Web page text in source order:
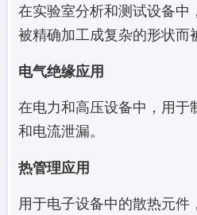
在实验室分析和测试设备
被精确加工成复杂的形状而
电气绝缘应用
在电力和高压设备中，用于
和电流泄漏。
热管理应用
用于电子设备中的散热元件